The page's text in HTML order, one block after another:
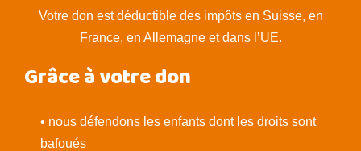
Votre don est déductible des impôts en Suisse, en
France, en Allemagne et dans l’UE.
Grâce à votre don
• nous défendons les enfants dont les droits sont
bafoués